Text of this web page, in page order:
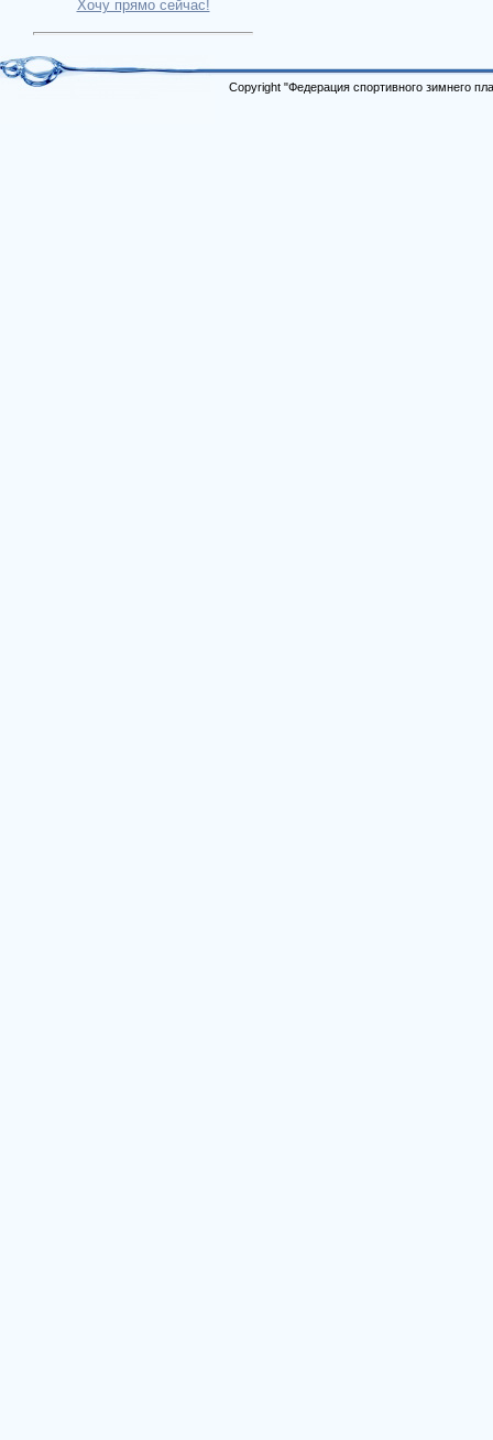
Хочу прямо сейчас!
Copyright "Федерация спортивного зимнего